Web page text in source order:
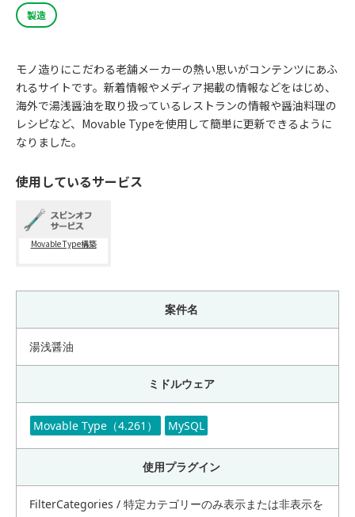
製造
モノ造りにこだわる老舗メーカーの熱い思いがコンテンツにあふ
れるサイトです。新着情報やメディア掲載の情報などをはじめ、
海外で湯浅醤油を取り扱っているレストランの情報や醤油料理の
レシピなど、Movable Typeを使用して簡単に更新できるように
なりました。
使用しているサービス
Movable Type構築
案件名
湯浅醤油
ミドルウェア
Movable Type（4.261） MySQL
使用プラグイン
FilterCategories / 特定カテゴリーのみ表示または非表示を